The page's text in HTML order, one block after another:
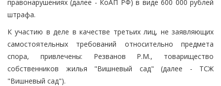
правонарушениях (далее - КоАП РФ) в виде 600 000 рублей
штрафа.
К участию в деле в качестве третьих лиц, не заявляющих
самостоятельных требований относительно предмета
спора, привлечены: Резванов Р.М., товарищество
собственников жилья "Вишневый сад" (далее - ТСЖ
"Вишневый сад").